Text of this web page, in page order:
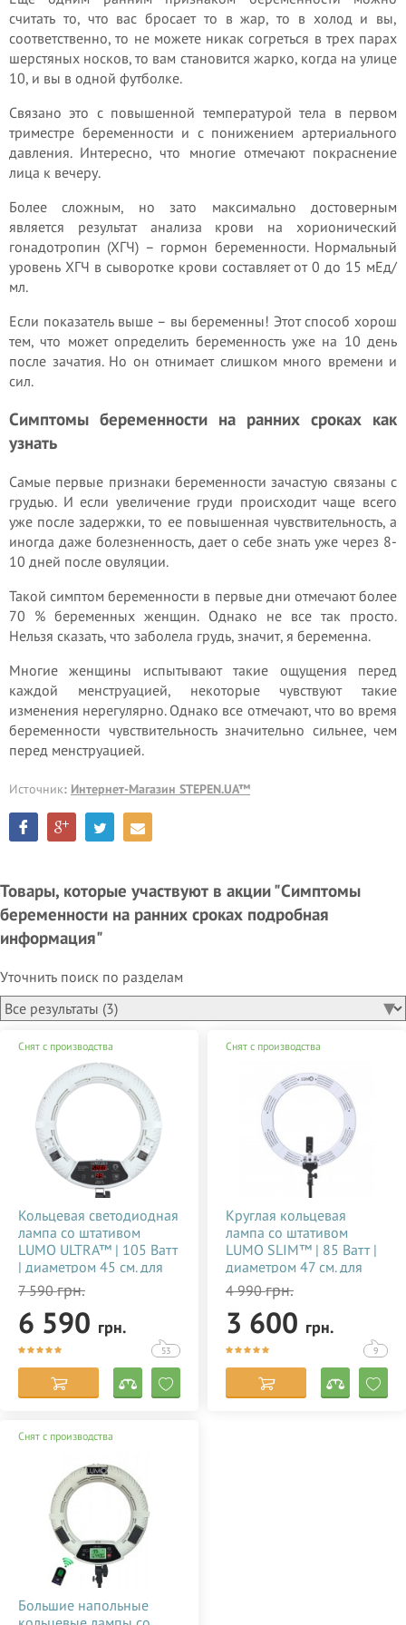
считать то, что вас бросает то в жар, то в холод и вы,
соответственно, то не можете никак согреться в трех парах
шерстяных носков, то вам становится жарко, когда на улице
10, и вы в одной футболке.
Связано это с повышенной температурой тела в первом
триместре беременности и с понижением артериального
давления. Интересно, что многие отмечают покраснение
лица к вечеру.
Более сложным, но зато максимально достоверным
является результат анализа крови на хорионический
гонадотропин (ХГЧ) – гормон беременности. Нормальный
уровень ХГЧ в сыворотке крови составляет от 0 до 15 мЕд/
мл.
Если показатель выше – вы беременны! Этот способ хорош
тем, что может определить беременность уже на 10 день
после зачатия. Но он отнимает слишком много времени и
сил.
Симптомы беременности на ранних сроках как
узнать
Самые первые признаки беременности зачастую связаны с
грудью. И если увеличение груди происходит чаще всего
уже после задержки, то ее повышенная чувствительность, а
иногда даже болезненность, дает о себе знать уже через 8-
10 дней после овуляции.
Такой симптом беременности в первые дни отмечают более
70 % беременных женщин. Однако не все так просто.
Нельзя сказать, что заболела грудь, значит, я беременна.
Многие женщины испытывают такие ощущения перед
каждой менструацией, некоторые чувствуют такие
изменения нерегулярно. Однако все отмечают, что во время
беременности чувствительность значительно сильнее, чем
перед менструацией.
Источник: Интернет-Магазин STEPEN.UA™
Товары, которые участвуют в акции "Симптомы
беременности на ранних сроках подробная
информация"
Уточнить поиск по разделам
Снят с производства
Кольцевая светодиодная
лампа со штативом
LUMO ULTRA™ | 105 Ватт
| диаметром 45 см. для
тик тока, визажиста,
косметолога, блогера,
фото, видеосъемки
купить недорого в
Украине 356784
7 590грн.
6 590 грн.
53
Снят с производства
Круглая кольцевая
лампа со штативом
LUMO SLIM™ | 85 Ватт |
диаметром 47 см. для
съемки видео тик ток,
блогеров, визажиста,
макияжа купить
недорого в Украине
(Киеве) 356785
4 990грн.
3 600 грн.
9
Снят с производства
Большие напольные